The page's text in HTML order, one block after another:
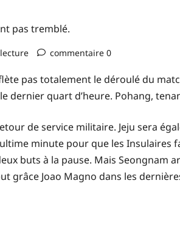
pas tremblé.
commentaire 0
pas totalement le déroulé du
dernier quart d’heure. Pohang,
de service militaire. Jeju sera
minute pour que les Insulaires
buts à la pause. Mais Seongnam
grâce Joao Magno dans les